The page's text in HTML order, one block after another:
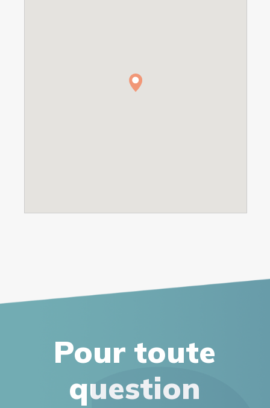
Pour toute
question